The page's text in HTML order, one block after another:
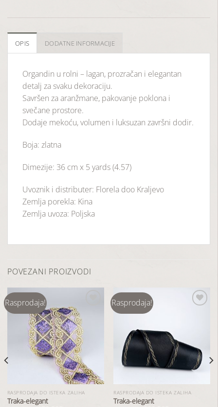
OPIS DODATNE INFORMACIJE
Organdin u rolni – lagan, prozračan i elegantan
detalj za svaku dekoraciju.
Savršen za aranžmane, pakovanje poklona i
svečane prostore.
Dodaje mekoću, volumen i luksuzan završni dodir.
Boja: zlatna
Dimezije: 36 cm x 5 yards (4.57)
Uvoznik i distributer: Florela doo Kraljevo
Zemlja porekla: Kina
Zemlja uvoza: Poljska
POVEZANI PROIZVODI
Rasprodaja!
RASPRODAJA DO ISTEKA ZALIHA
Traka-elegant
Rasprodaja!
želja
RASPRODAJA DO ISTEKA ZALIHA
Traka-elegant